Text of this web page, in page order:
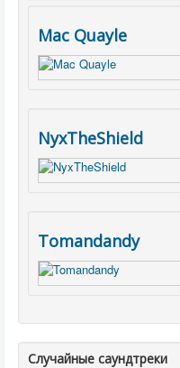
Mac Quayle
NyxTheShield
Tomandandy
Случайные саундтреки